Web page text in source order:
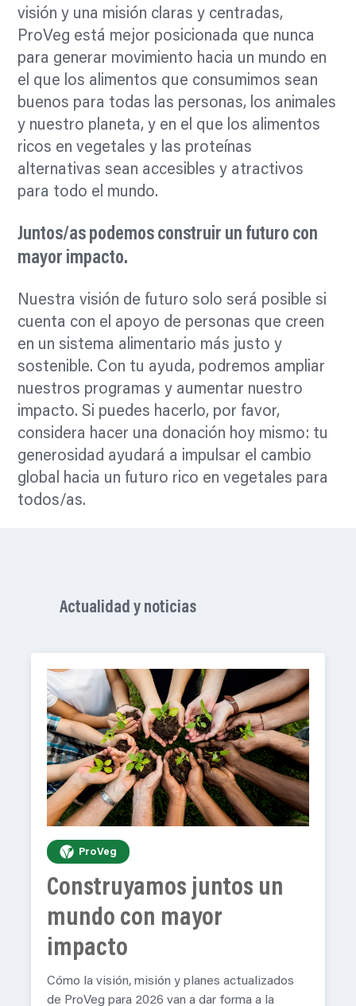
visión y una misión claras y centradas,
ProVeg está mejor posicionada que nunca
para generar movimiento hacia un mundo en
el que los alimentos que consumimos sean
buenos para todas las personas, los animales
y nuestro planeta, y en el que los alimentos
ricos en vegetales y las proteínas
alternativas sean accesibles y atractivos
para todo el mundo.
Juntos/as podemos construir un futuro con
mayor impacto.
Nuestra visión de futuro solo será posible si
cuenta con el apoyo de personas que creen
en un sistema alimentario más justo y
sostenible. Con tu ayuda, podremos ampliar
nuestros programas y aumentar nuestro
impacto. Si puedes hacerlo, por favor,
considera hacer una donación hoy mismo: tu
generosidad ayudará a impulsar el cambio
global hacia un futuro rico en vegetales para
todos/as.
Actualidad y noticias
ProVeg
Construyamos juntos un
mundo con mayor
impacto
Cómo la visión, misión y planes actualizados
de ProVeg para 2026 van a dar forma a la